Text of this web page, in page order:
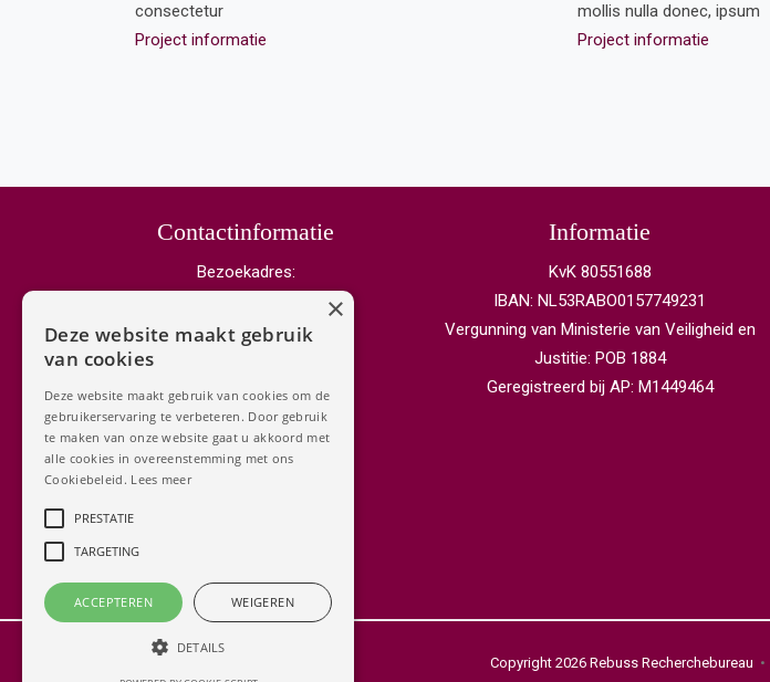
consectetur
Project informatie
mollis nulla donec, ipsum
Project informatie
Contactinformatie
Bezoekadres:
Laan van Beek en Royen 40
3701 AK Zeist
Correspondentieadres:
Postbus 189
3700 AD Zeist
Informatie
KvK 80551688
IBAN: NL53RABO0157749231
Vergunning van Ministerie van Veiligheid en
Justitie: POB 1884
Geregistreerd bij AP: M1449464
Copyright 2026 Rebuss Recherchebureau
Deze website maakt gebruik
van cookies
Deze website maakt gebruik van cookies om de
gebruikerservaring te verbeteren. Door gebruik
te maken van onze website gaat u akkoord met
alle cookies in overeenstemming met ons
Cookiebeleid. Lees meer
PRESTATIE
TARGETING
ACCEPTEREN WEIGEREN
DETAILS
×